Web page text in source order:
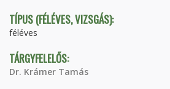
TÍPUS (FÉLÉVES, VIZSGÁS):
féléves
TÁRGYFELELŐS:
Dr. Krámer Tamás